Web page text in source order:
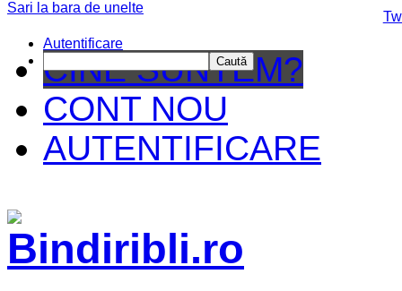
CINE SUNTEM?
CONT NOU
AUTENTIFICARE
Sari la bara de unelte
Autentificare
Caută